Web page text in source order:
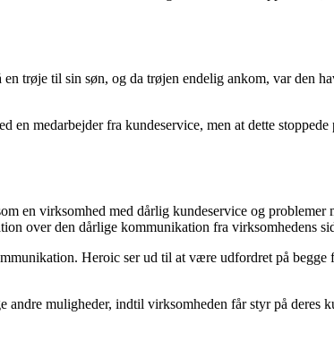
trøje til sin søn, og da trøjen endelig ankom, var den
en medarbejder fra kundeservice, men at dette
en virksomhed med dårlig kundeservice og
over den dårlige kommunikation fra virksomhedens
Heroic ser ud til at være udfordret på begge
muligheder, indtil virksomheden får styr på deres